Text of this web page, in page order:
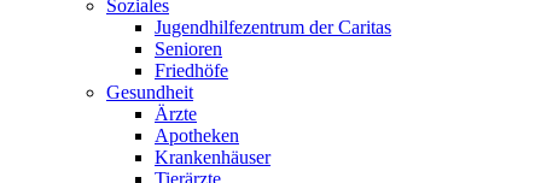
Soziales
Jugendhilfezentrum der Caritas
Senioren
Friedhöfe
Gesundheit
Ärzte
Apotheken
Krankenhäuser
Tierärzte